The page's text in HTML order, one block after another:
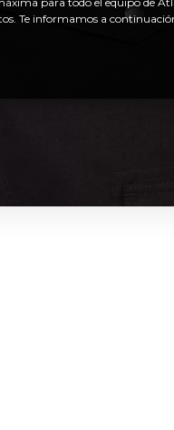
Te informamos a